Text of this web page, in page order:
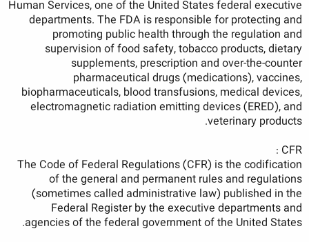
Human Services, one of the United States federal executive
departments. The FDA is responsible for protecting and
promoting public health through the regulation and
supervision of food safety, tobacco products, dietary
supplements, prescription and over-the-counter
pharmaceutical drugs (medications), vaccines,
biopharmaceuticals, blood transfusions, medical devices,
electromagnetic radiation emitting devices (ERED), and
veterinary products.
CFR :
The Code of Federal Regulations (CFR) is the codification
of the general and permanent rules and regulations
(sometimes called administrative law) published in the
Federal Register by the executive departments and
agencies of the federal government of the United States.